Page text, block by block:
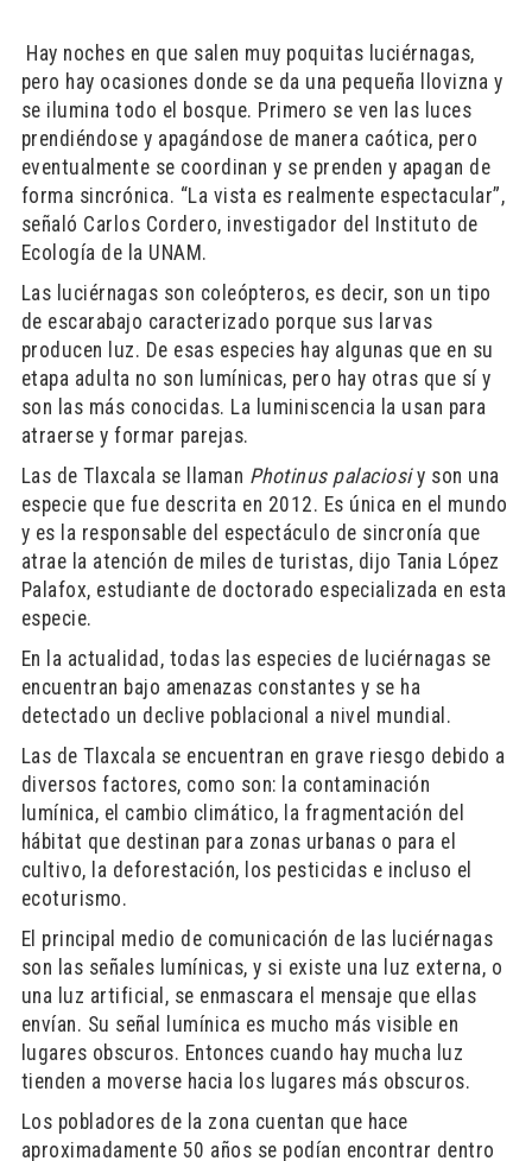
Hay noches en que salen muy poquitas luciérnagas,
pero hay ocasiones donde se da una pequeña llovizna y
se ilumina todo el bosque. Primero se ven las luces
prendiéndose y apagándose de manera caótica, pero
eventualmente se coordinan y se prenden y apagan de
forma sincrónica. “La vista es realmente espectacular”,
señaló Carlos Cordero, investigador del Instituto de
Ecología de la UNAM.
Las luciérnagas son coleópteros, es decir, son un tipo
de escarabajo caracterizado porque sus larvas
producen luz. De esas especies hay algunas que en su
etapa adulta no son lumínicas, pero hay otras que sí y
son las más conocidas. La luminiscencia la usan para
atraerse y formar parejas.
Las de Tlaxcala se llaman Photinus palaciosiy son una
especie que fue descrita en 2012. Es única en el mundo
y es la responsable del espectáculo de sincronía que
atrae la atención de miles de turistas, dijo Tania López
Palafox, estudiante de doctorado especializada en esta
especie.
En la actualidad, todas las especies de luciérnagas se
encuentran bajo amenazas constantes y se ha
detectado un declive poblacional a nivel mundial.
Las de Tlaxcala se encuentran en grave riesgo debido a
diversos factores, como son: la contaminación
lumínica, el cambio climático, la fragmentación del
hábitat que destinan para zonas urbanas o para el
cultivo, la deforestación, los pesticidas e incluso el
ecoturismo.
El principal medio de comunicación de las luciérnagas
son las señales lumínicas, y si existe una luz externa, o
una luz artificial, se enmascara el mensaje que ellas
envían. Su señal lumínica es mucho más visible en
lugares obscuros. Entonces cuando hay mucha luz
tienden a moverse hacia los lugares más obscuros.
Los pobladores de la zona cuentan que hace
aproximadamente 50 años se podían encontrar dentro